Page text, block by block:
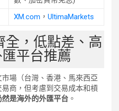
XM.com ， UltimaMarkets
全，低點差、高
平台推薦
場（台灣、香港、馬來西亞
商，但考慮到交易成本和槓
是海外的外匯平台 。